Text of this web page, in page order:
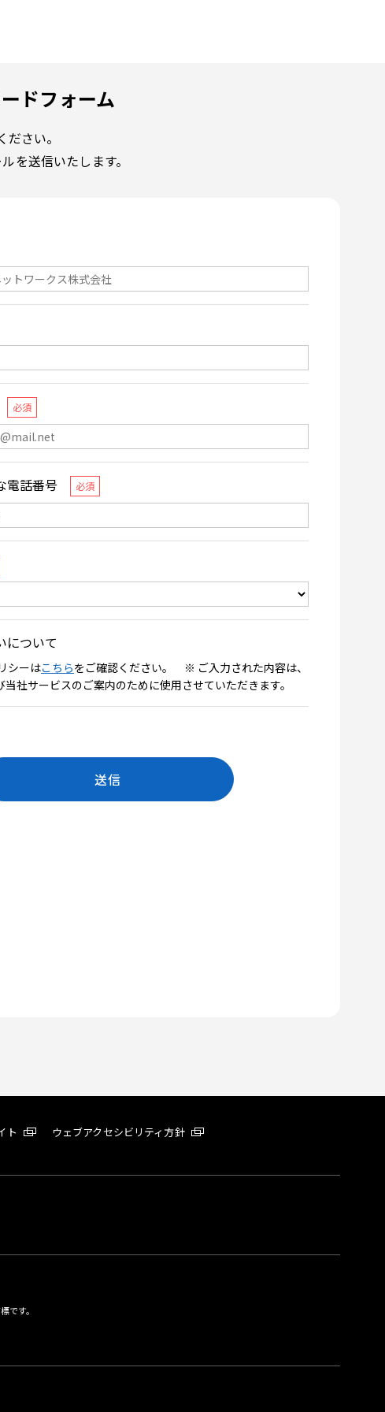
ドフォーム
さい。
を送信いたします。
ト ウェブアクセシビリティ方針
です。